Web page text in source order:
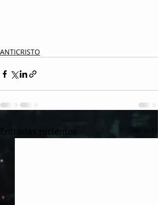
ANTICRISTO
Entradas recientes Ver todo